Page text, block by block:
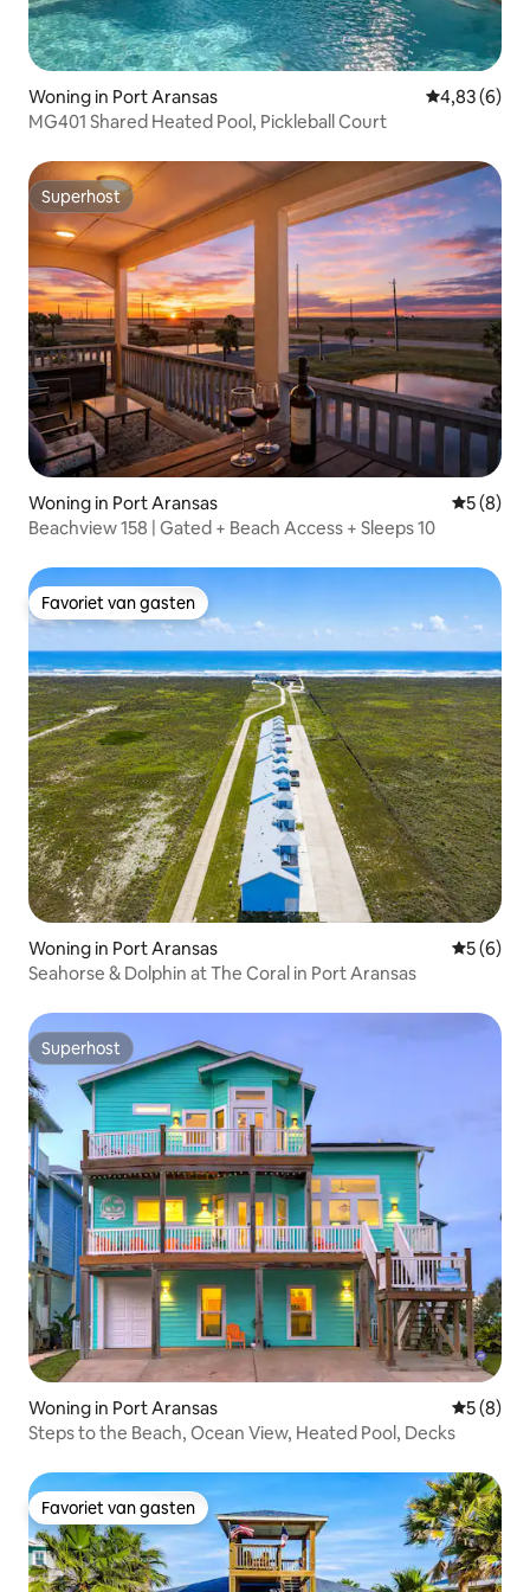
Woning in Port Aransas Gemiddelde
4,83 (6)
MG401 Shared Heated Pool, Pickleball Court
Superhost
Superhost
Woning in Port Aransas
5 (8)
Beachview 158 | Gated + Beach Access + Sleeps 10
Favoriet van gasten
Favoriet van gasten
Woning in Port Aransas
5 (6)
Seahorse & Dolphin at The Coral in Port Aransas
Superhost
Superhost
Woning in Port Aransas
5 (8)
Steps to the Beach, Ocean View, Heated Pool, Decks
Favoriet van gasten
Favoriet van gasten